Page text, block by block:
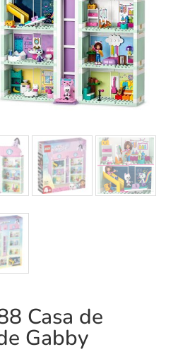
Casa de
Gabby